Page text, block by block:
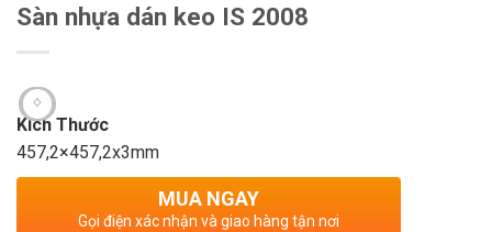
Sàn nhựa dán keo IS 2008
Kích Thước
457,2×457,2x3mm
MUA NGAY
Gọi điện xác nhận và giao hàng tận nơi